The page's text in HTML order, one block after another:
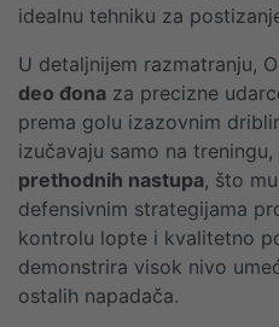
idealnu tehniku za
U detaljnijem razmatranju,
deo đona za precizne
prema golu izazovnim
izučavaju samo na
prethodnih nastupa, što
defensivnim strategijama
kontrolu lopte i kvalitetno
demonstrira visok nivo
ostalih napadača.